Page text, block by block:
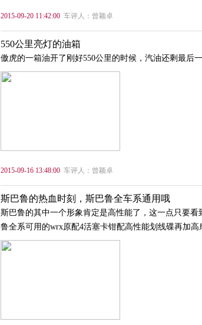
2015-09-20 11:42:00 车评人：曾颖卓
550公里亮灯的油箱
傲虎的一箱油开了刚好550公里的时候，汽油还剩最后
2015-09-16 13:48:00 车评人：曾颖卓
斯巴鲁的热血时刻，斯巴鲁全车系通用哦
斯巴鲁的其中一个形象肯定是高性能了，这一点只要
鲁全系可用的wrx原配4活塞卡钳配高性能划线碟再加